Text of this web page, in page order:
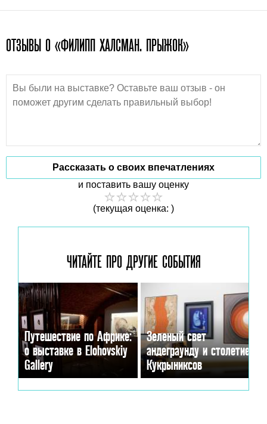
ОТЗЫВЫ О «ФИЛИПП ХАЛСМАН. ПРЫЖОК»
Рассказать о своих впечатлениях
и поставить вашу оценку
(текущая оценка: )
ЧИТАЙТЕ ПРО ДРУГИЕ СОБЫТИЯ
Путешествие по Африке:
о выставке в Elohovskiy
Gallery
Зеленый свет
андеграунду и столетие
Кукрыниксов